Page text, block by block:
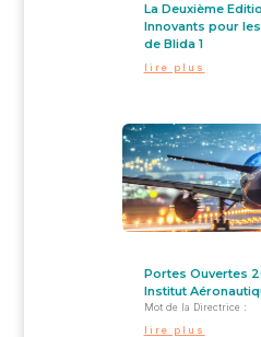
La Deuxième
Innovants pour
de Blida 1
lire plus
Portes Ouvertes
Institut
Mot de la Directrice :
lire plus